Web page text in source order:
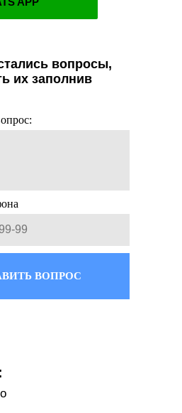
ВОПРОС
вопросы,
их заполнив